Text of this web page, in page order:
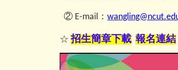
② E-mail ：
☆ 招生簡章下載 報名連結